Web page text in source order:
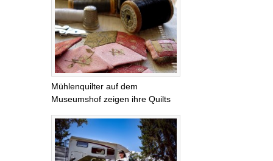
Mühlenquilter auf dem
Museumshof zeigen ihre Quilts